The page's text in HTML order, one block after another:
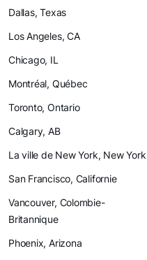
Dallas, Texas
Los Angeles, CA
Chicago, IL
Montréal, Québec
Toronto, Ontario
Calgary, AB
La ville de New York, New York
San Francisco, Californie
Vancouver, Colombie-
Britannique
Phoenix, Arizona